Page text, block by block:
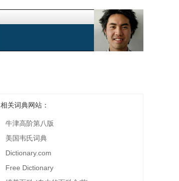
相关词典网站：
牛津高阶第八版
美国韦氏词典
Dictionary.com
Free Dictionary